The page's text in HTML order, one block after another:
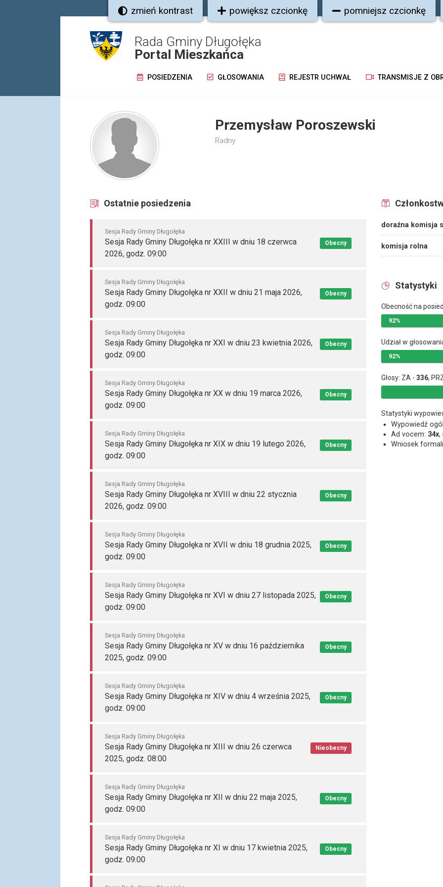
zmień kontrast powiększ czcionkę pomniejsz czcionkę
Rada Gminy Długołęka
Portal Mieszkańca
POSIEDZENIA GŁOSOWANIA REJESTR UCHWAŁ TRANSMISJE Z
Przemysław Poroszewski
Radny
Ostatnie posiedzenia
Sesja Rady Gminy Długołęka
Sesja Rady Gminy Długołęka nr XXIII w dniu 18 czerwca
2026, godz. 09:00
Obecny
Sesja Rady Gminy Długołęka
Sesja Rady Gminy Długołęka nr XXII w dniu 21 maja 2026,
godz. 09:00
Obecny
Sesja Rady Gminy Długołęka
Sesja Rady Gminy Długołęka nr XXI w dniu 23 kwietnia 2026,
godz. 09:00
Obecny
Sesja Rady Gminy Długołęka
Sesja Rady Gminy Długołęka nr XX w dniu 19 marca 2026,
godz. 09:00
Obecny
Sesja Rady Gminy Długołęka
Sesja Rady Gminy Długołęka nr XIX w dniu 19 lutego 2026,
godz. 09:00
Obecny
Sesja Rady Gminy Długołęka
Sesja Rady Gminy Długołęka nr XVIII w dniu 22 stycznia
2026, godz. 09:00
Obecny
Sesja Rady Gminy Długołęka
Sesja Rady Gminy Długołęka nr XVII w dniu 18 grudnia 2025,
godz. 09:00
Obecny
Sesja Rady Gminy Długołęka
Sesja Rady Gminy Długołęka nr XVI w dniu 27 listopada 2025,
godz. 09:00
Obecny
Sesja Rady Gminy Długołęka
Sesja Rady Gminy Długołęka nr XV w dniu 16 października
2025, godz. 09:00
Obecny
Sesja Rady Gminy Długołęka
Sesja Rady Gminy Długołęka nr XIV w dniu 4 września 2025,
godz. 09:00
Obecny
Sesja Rady Gminy Długołęka
Sesja Rady Gminy Długołęka nr XIII w dniu 26 czerwca
2025, godz. 08:00
Nieobecny
Sesja Rady Gminy Długołęka
Sesja Rady Gminy Długołęka nr XII w dniu 22 maja 2025,
godz. 09:00
Obecny
Sesja Rady Gminy Długołęka
Sesja Rady Gminy Długołęka nr XI w dniu 17 kwietnia 2025,
godz. 09:00
Obecny
doraźna komisja
komisja rolna
Statystyki
Obecność na
92%
Udział w
92%
Głosy: ZA -336,
Statystyki
Wypowiedź
Ad vocem: 34x,
Wniosek